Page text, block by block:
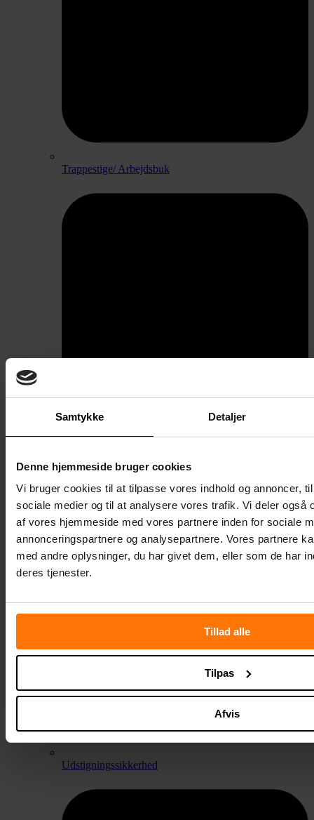
Samtykke Detaljer
Denne hjemmeside bruger cookies
Vi bruger cookies til at tilpasse vores indhold og annoncer,
sociale medier og til at analysere vores trafik. Vi deler også
af vores hjemmeside med vores partnere inden for sociale
annonceringspartnere og analysepartnere. Vores partnere
med andre oplysninger, du har givet dem, eller som de har
deres tjenester.
Tillad alle
Tilpas
Afvis
Trappestige/ Arbejdsbuk
Aflåsning
Udstigningssikkerhed